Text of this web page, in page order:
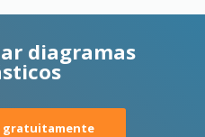
diagramas
gratuitamente